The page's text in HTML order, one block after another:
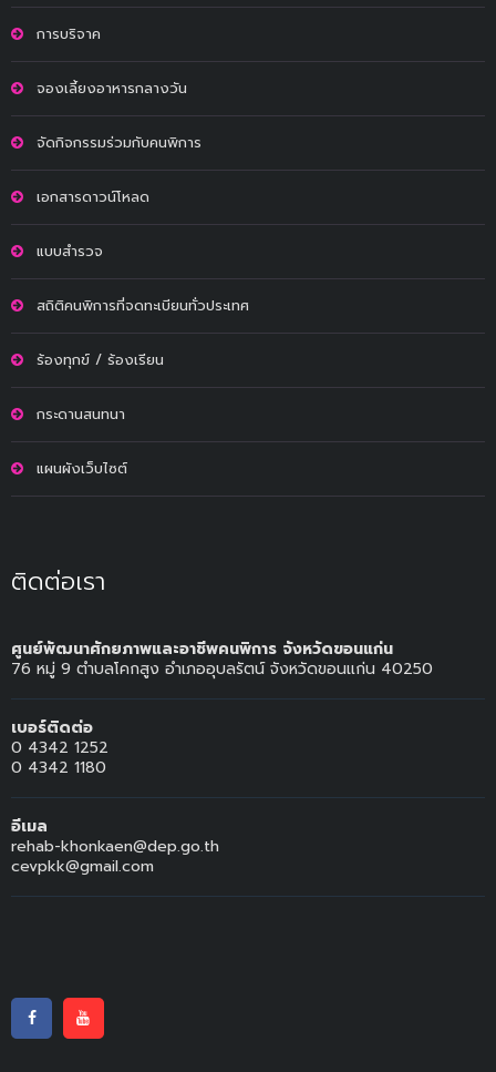
การบริจาค
จองเลี้ยงอาหารกลางวัน
จัดกิจกรรมร่วมกับคนพิการ
เอกสารดาวน์โหลด
แบบสำรวจ
สถิติคนพิการที่จดทะเบียนทั่วประเทศ
ร้องทุกข์ / ร้องเรียน
กระดานสนทนา
แผนผังเว็บไซต์
ติดต่อเรา
ศูนย์พัฒนาศักยภาพและอาชีพคนพิการ จังหวัดขอนแก่น
76 หมู่ 9 ตำบลโคกสูง อำเภออุบลรัตน์ จังหวัดขอนแก่น 40250
เบอร์ติดต่อ
0 4342 1252
0 4342 1180
อีเมล
rehab-khonkaen@dep.go.th
cevpkk@gmail.com